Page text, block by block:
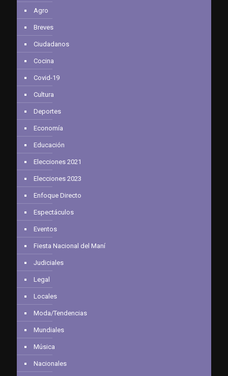
Agro
Breves
Ciudadanos
Cocina
Covid-19
Cultura
Deportes
Economía
Educación
Elecciones 2021
Elecciones 2023
Enfoque Directo
Espectáculos
Eventos
Fiesta Nacional del Maní
Judiciales
Legal
Locales
Moda/Tendencias
Mundiales
Música
Nacionales